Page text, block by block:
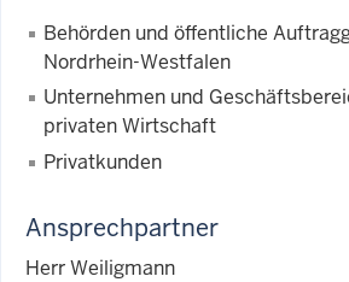
Behörden und öffentliche
Nordrhein-Westfalen
Unternehmen und
privaten Wirtschaft
Privatkunden
Ansprechpartner
Herr Weiligmann